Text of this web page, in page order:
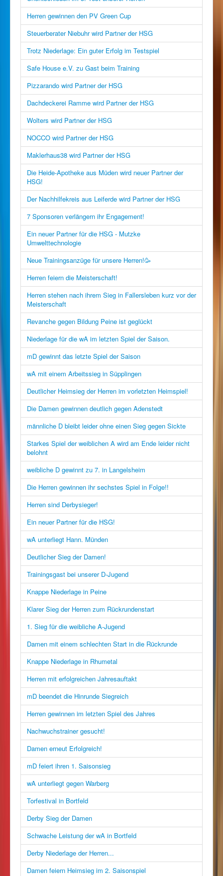
Herren gewinnen den PV Green Cup
Steuerberater Niebuhr wird Partner der HSG
Trotz Niederlage: Ein guter Erfolg im Testspiel
Safe House e.V. zu Gast beim Training
Pizzarando wird Partner der HSG
Dachdeckerei Ramme wird Partner der HSG
Wolters wird Partner der HSG
NOCCO wird Partner der HSG
Maklerhaus38 wird Partner der HSG
Die Heide-Apotheke aus Müden wird neuer Partner der
HSG!
Der Nachhilfekreis aus Leiferde wird Partner der HSG
7 Sponsoren verlängern ihr Engagement!
Ein neuer Partner für die HSG - Mutzke
Umwelttechnologie
Neue Trainingsanzüge für unsere Herren!🥳
Herren feiern die Meisterschaft!
Herren stehen nach ihrem Sieg in Fallersleben kurz vor der
Meisterschaft
Revanche gegen Bildung Peine ist geglückt
Niederlage für die wA im letzten Spiel der Saison.
mD gewinnt das letzte Spiel der Saison
wA mit einem Arbeitssieg in Süpplingen
Deutlicher Heimsieg der Herren im vorletzten Heimspiel!
Die Damen gewinnen deutlich gegen Adenstedt
männliche D bleibt leider ohne einen Sieg gegen Sickte
Starkes Spiel der weiblichen A wird am Ende leider nicht
belohnt
weibliche D gewinnt zu 7. in Langelsheim
Die Herren gewinnen ihr sechstes Spiel in Folge!!
Herren sind Derbysieger!
Ein neuer Partner für die HSG!
wA unterliegt Hann. Münden
Deutlicher Sieg der Damen!
Trainingsgast bei unserer D-Jugend
Knappe Niederlage in Peine
Klarer Sieg der Herren zum Rückrundenstart
1. Sieg für die weibliche A-Jugend
Damen mit einem schlechten Start in die Rückrunde
Knappe Niederlage in Rhumetal
Herren mit erfolgreichen Jahresauftakt
mD beendet die Hinrunde Siegreich
Herren gewinnen im letzten Spiel des Jahres
Nachwuchstrainer gesucht!
Damen erneut Erfolgreich!
mD feiert ihren 1. Saisonsieg
wA unterliegt gegen Warberg
Torfestival in Bortfeld
Derby Sieg der Damen
Schwache Leistung der wA in Bortfeld
Derby Niederlage der Herren...
Damen feiern Heimsieg im 2. Saisonspiel